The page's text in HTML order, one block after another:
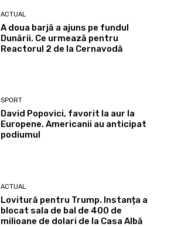
ACTUAL
A doua barjă a ajuns pe fundul
Dunării. Ce urmează pentru
Reactorul 2 de la Cernavodă
SPORT
David Popovici, favorit la aur la
Europene. Americanii au anticipat
podiumul
ACTUAL
Lovitură pentru Trump. Instanța a
blocat sala de bal de 400 de
milioane de dolari de la Casa Albă